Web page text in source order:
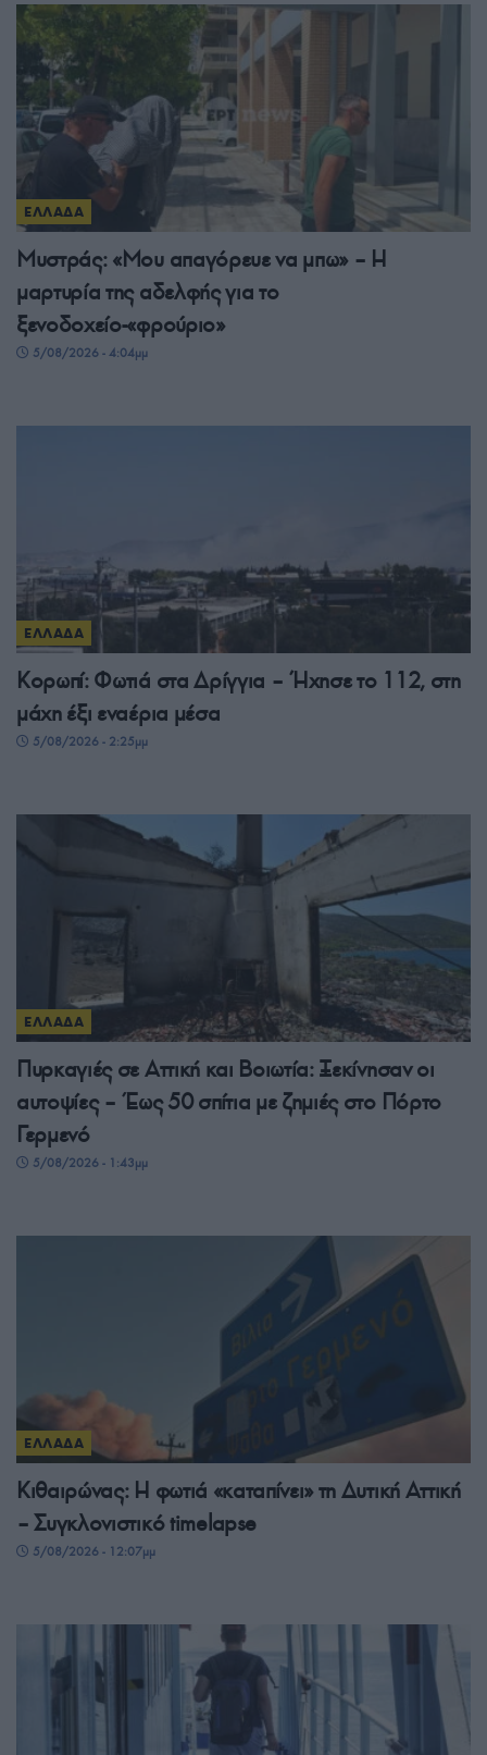
ΕΛΛΑΔΑ
Μυστράς: «Μου απαγόρευε να μπω» – Η
μαρτυρία της αδελφής για το
ξενοδοχείο-«φρούριο»
5/08/2026 - 4:04μμ
ΕΛΛΑΔΑ
Κορωπί: Φωτιά στα Δρίγγια – Ήχησε το 112, στη
μάχη έξι εναέρια μέσα
5/08/2026 - 2:25μμ
ΕΛΛΑΔΑ
Πυρκαγιές σε Αττική και Βοιωτία: Ξεκίνησαν οι
αυτοψίες – Έως 50 σπίτια με ζημιές στο Πόρτο
Γερμενό
5/08/2026 - 1:43μμ
ΕΛΛΑΔΑ
Κιθαιρώνας: Η φωτιά «καταπίνει» τη Δυτική Αττική
– Συγκλονιστικό timelapse
5/08/2026 - 12:07μμ